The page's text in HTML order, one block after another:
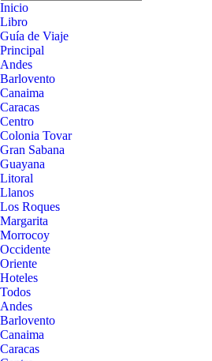
Inicio
Libro
Guía de Viaje
Principal
Andes
Barlovento
Canaima
Caracas
Centro
Colonia Tovar
Gran Sabana
Guayana
Litoral
Llanos
Los Roques
Margarita
Morrocoy
Occidente
Oriente
Hoteles
Todos
Andes
Barlovento
Canaima
Caracas